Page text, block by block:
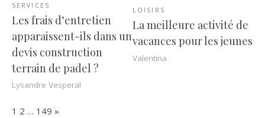
SERVICES
Les frais d’entretien
apparaissent-ils dans un
devis construction
terrain de padel ?
Lysandre Vesperal
LOISIRS
La meilleure activité de
vacances pour les jeunes
Valentina
Page:
1 2 … 149 Next
»